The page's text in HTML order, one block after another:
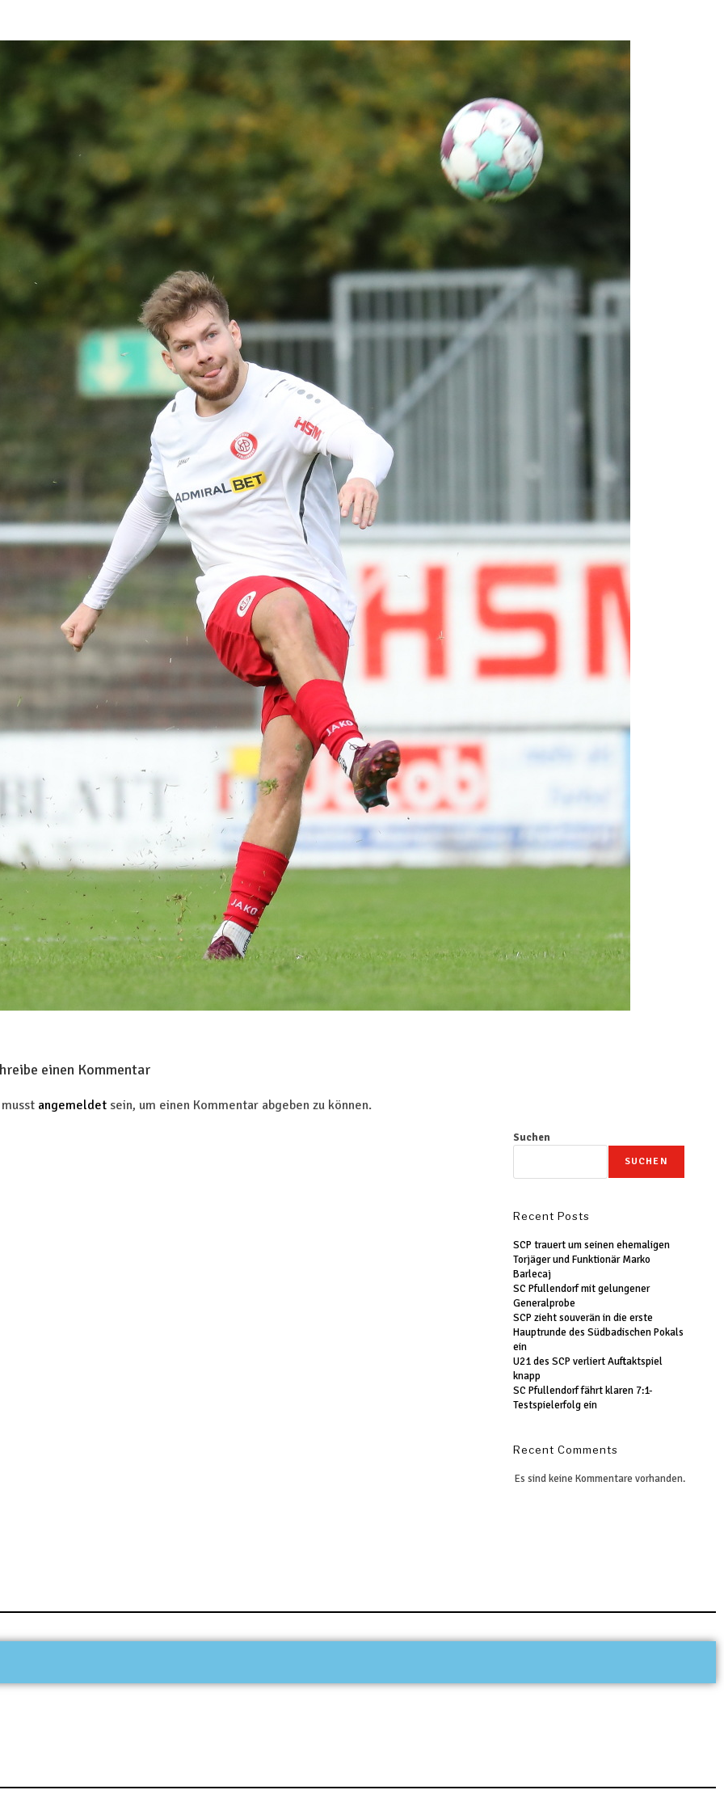
einen Kommentar
angemeldet sein, um einen Kommentar abgeben zu können.
Suchen
SUCHEN
Recent Posts
SCP trauert um seinen ehemaligen
Torjäger und Funktionär Marko
Barlecaj
SC Pfullendorf mit gelungener
Generalprobe
SCP zieht souverän in die erste
Hauptrunde des Südbadischen Pokals
ein
U21 des SCP verliert Auftaktspiel
knapp
SC Pfullendorf fährt klaren 7:1-
Testspielerfolg ein
Recent Comments
Es sind keine Kommentare vorhanden.